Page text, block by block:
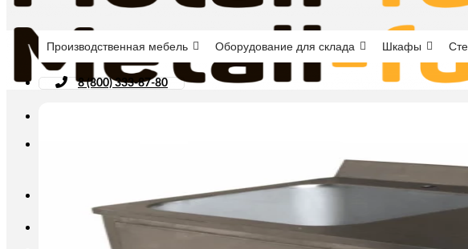
INFO@METALL-FURNITURE.RU
8 (800) 333-87-80
Производственная мебель Оборудование для склада Шкафы
8 (800) 333-87-80